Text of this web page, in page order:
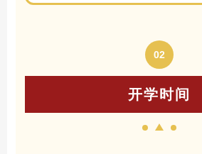
02
开学时间